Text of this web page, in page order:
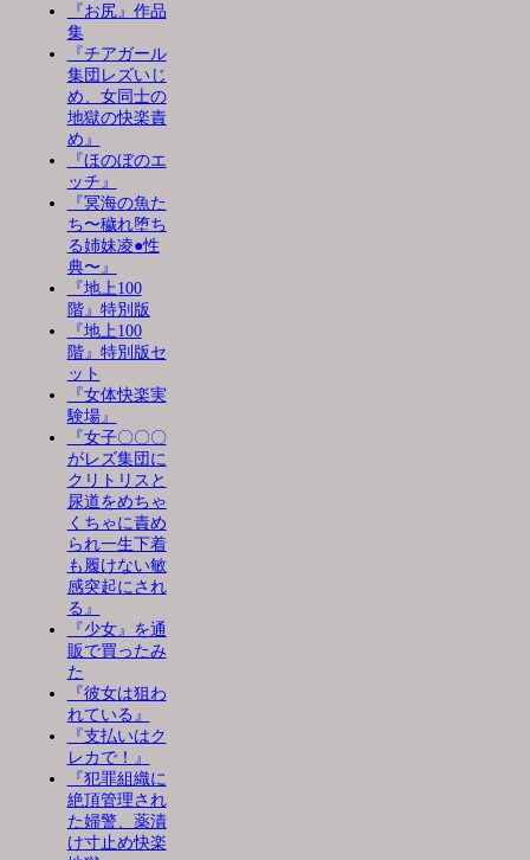
『お尻』作品
集
『チアガール
集団レズいじ
め、女同士の
地獄の快楽責
め』
『ほのぼのエ
ッチ』
『冥海の魚た
ち〜穢れ堕ち
る姉妹凌●性
典〜』
『地上100
階』特別版
『地上100
階』特別版セ
ット
『女体快楽実
験場』
『女子〇〇〇
がレズ集団に
クリトリスと
尿道をめちゃ
くちゃに責め
られ一生下着
も履けない敏
感突起にされ
る』
『少女』を通
販で買ったみ
た
『彼女は狙わ
れている』
『支払いはク
レカで！』
『犯罪組織に
絶頂管理され
た婦警、薬漬
け寸止め快楽